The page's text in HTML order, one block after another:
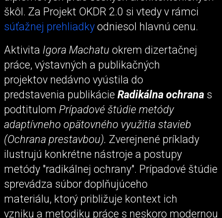
škôl. Za Projekt OKDR 2.0 si vtedy v rámci
súťažnej prehliadky odniesol hlavnú cenu.
Aktivita Igora Machatu okrem dizertačnej
práce, výstavných a publikačných
projektov nedávno vyústila do
predstavenia publikácie Radikálna ochrana s
podtitulom Prípadové štúdie metódy
adaptívneho opätovného využitia stavieb
(Ochrana prestavbou). Zverejnené príklady
ilustrujú konkrétne nástroje a postupy
metódy "radikálnej ochrany". Prípadové štúdie
sprevádza súbor doplňujúceho
materiálu, ktorý približuje kontext ich
vzniku a metodiku práce s neskoro modernou